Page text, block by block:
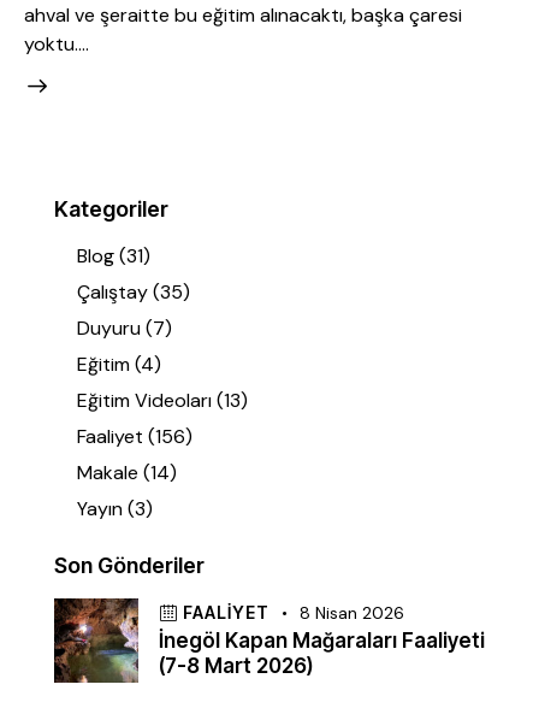
ahval ve şeraitte bu eğitim alınacaktı, başka çaresi
yoktu.…
Kategoriler
Blog(31)
Çalıştay(35)
Duyuru(7)
Eğitim(4)
Eğitim Videoları(13)
Faaliyet (156)
Makale (14)
Yayın(3)
Son Gönderiler
FAALIYET 8 Nisan 2026
İnegöl Kapan Mağaraları Faaliyeti
(7-8 Mart 2026)